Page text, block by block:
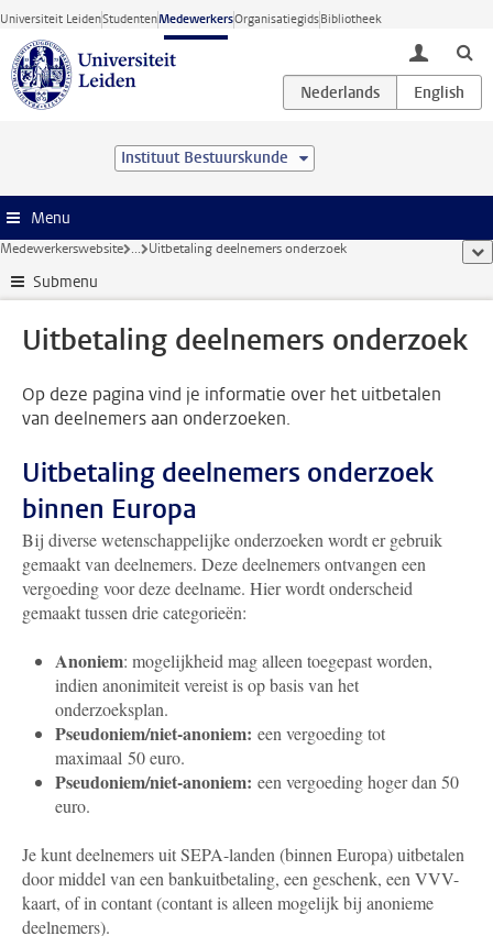
Ga direct naar de inhoud
Universiteit LeidenStudentenMedewerkersOrganisatiegidsBibliotheek
toggle
Instituut Bestuurskunde
Menu
Medewerkerswebsite ... Uitbetaling deelnemers onderzoek
Submenu
Uitbetaling deelnemers onderzoek
Op deze pagina vind je informatie over het uitbetalen
van deelnemers aan onderzoeken.
Uitbetaling deelnemers onderzoek
binnen Europa
Bij diverse wetenschappelijke onderzoeken wordt er gebruik
gemaakt van deelnemers. Deze deelnemers ontvangen een
vergoeding voor deze deelname. Hier wordt onderscheid
gemaakt tussen drie categorieën:
Anoniem: mogelijkheid mag alleen toegepast worden,
indien anonimiteit vereist is op basis van het
onderzoeksplan.
Pseudoniem/niet-anoniem: een vergoeding tot
maximaal 50 euro.
Pseudoniem/niet-anoniem: een vergoeding hoger dan 50
euro.
Je kunt deelnemers uit SEPA-landen (binnen Europa) uitbetalen
door middel van een bankuitbetaling, een geschenk, een VVV-
kaart, of in contant (contant is alleen mogelijk bij anonieme
deelnemers).